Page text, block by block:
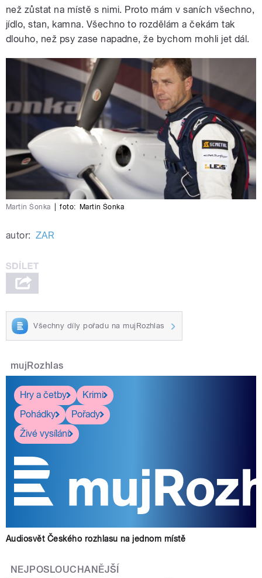
než zůstat na místě s nimi. Proto mám v saních všechno,
jídlo, stan, kamna. Všechno to rozdělám a čekám tak
dlouho, než psy zase napadne, že bychom mohli jet dál.
Martin Šonka foto: Martin Šonka
autor: ZAR
Všechny díly pořadu na mujRozhlas
mujRozhlas
Hry a četby
Krimi
Pohádky
Pořady
Živé vysílání
Audiosvět Českého rozhlasu na jednom místě
NEJPOSLOUCHANĚJŠÍ